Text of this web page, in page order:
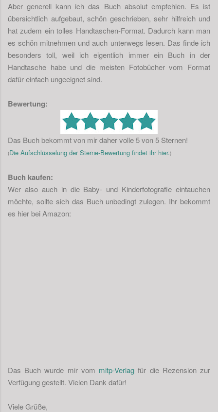
Aber generell kann ich das Buch absolut empfehlen. Es ist
übersichtlich aufgebaut, schön geschrieben, sehr hilfreich und
hat zudem ein tolles Handtaschen-Format. Dadurch kann man
es schön mitnehmen und auch unterwegs lesen. Das finde ich
besonders toll, weil ich eigentlich immer ein Buch in der
Handtasche habe und die meisten Fotobücher vom Format
dafür einfach ungeeignet sind.
Bewertung:
Das Buch bekommt von mir daher volle 5 von 5 Sternen!
(Die Aufschlüsselung der Sterne-Bewertung findet ihr hier.)
Buch kaufen:
Wer also auch in die Baby- und Kinderfotografie eintauchen
möchte, sollte sich das Buch unbedingt zulegen. Ihr bekommt
es hier bei Amazon:
Das Buch wurde mir vom mitp-Verlag für die Rezension zur
Verfügung gestellt. Vielen Dank dafür!
Viele Grüße,